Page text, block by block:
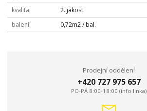
kvalita
2. jakost
balení
0,72m2 / bal.
Prodejní oddělení
+420 727 975 657
PO-PÁ 8:00-18:00 (info linka)